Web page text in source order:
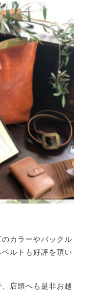
カラーやバックル
ルトも好評を頂い
店頭へも是非お越